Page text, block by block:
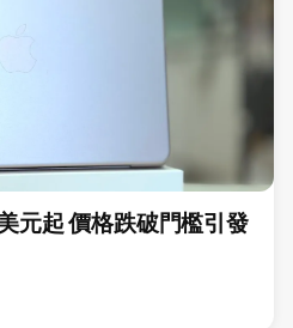
元起 價格跌破門檻引發